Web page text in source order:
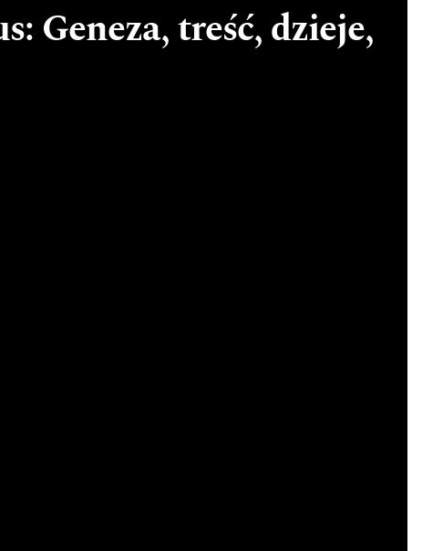
Geneza, treść, dzieje,